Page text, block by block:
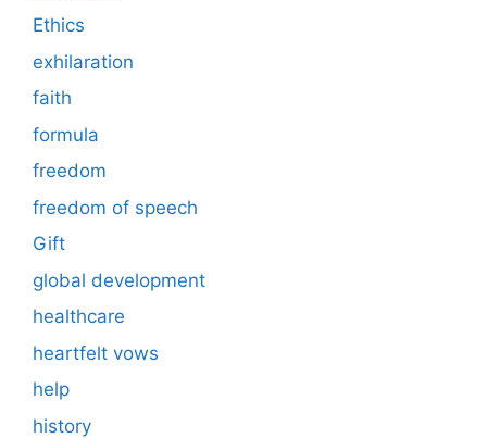
Ethics
exhilaration
faith
formula
freedom
freedom of speech
Gift
global development
healthcare
heartfelt vows
help
history